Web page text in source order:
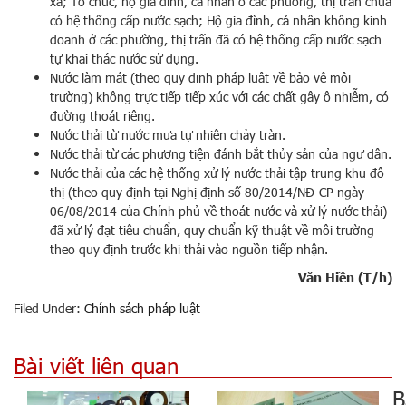
có hệ thống cấp nước sạch; Hộ gia đình, cá nhân không kinh
doanh ở các phường, thị trấn đã có hệ thống cấp nước sạch
tự khai thác nước sử dụng.
Nước làm mát (theo quy định pháp luật về bảo vệ môi
trường) không trực tiếp tiếp xúc với các chất gây ô nhiễm, có
đường thoát riêng.
Nước thải từ nước mưa tự nhiên chảy tràn.
Nước thải từ các phương tiện đánh bắt thủy sản của ngư dân.
Nước thải của các hệ thống xử lý nước thải tập trung khu đô
thị (theo quy định tại Nghị định số 80/2014/NĐ-CP ngày
06/08/2014 của Chính phủ về thoát nước và xử lý nước thải)
đã xử lý đạt tiêu chuẩn, quy chuẩn kỹ thuật về môi trường
theo quy định trước khi thải vào nguồn tiếp nhận.
Văn Hiền (T/h)
Filed Under: Chính sách pháp luật
Bài viết liên quan